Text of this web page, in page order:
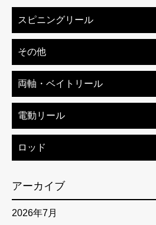
スピニングリール
その他
両軸・ベイトリール
電動リール
ロッド
アーカイブ
2026年7月